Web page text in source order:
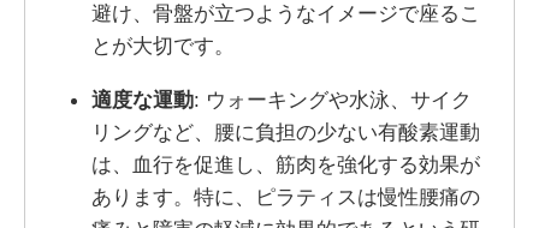
避け、骨盤が立つようなイメージで座るこ
とが大切です。
適度な運動: ウォーキングや水泳、サイク
リングなど、腰に負担の少ない有酸素運動
は、血行を促進し、筋肉を強化する効果が
あります。特に、ピラティスは慢性腰痛の